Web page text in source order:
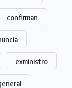
confirman
exministro